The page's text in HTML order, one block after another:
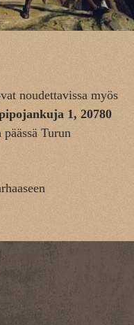
noudettavissa myös
1, 20780
Turun